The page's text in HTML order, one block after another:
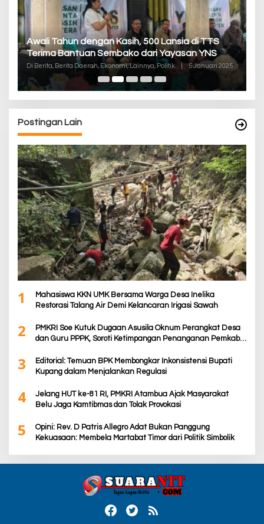
Awali Tahun dengan Kasih, 500 Lansia di TTS
Terima Bantuan Sembako dari Yayasan YNS
Di Berita, Berita Daerah, Ekonomi, Lainnya, Politik 5 Januari 2025
Postingan Lain
1
Mahasiswa KKN UMK Bersama Warga Desa Inelika
Restorasi Talang Air Demi Kelancaran Irigasi Sawah
2
PMKRI Soe Kutuk Dugaan Asusila Oknum Perangkat Desa
dan Guru PPPK, Soroti Ketimpangan Penanganan Pemkab
3
Editorial: Temuan BPK Membongkar Inkonsistensi Bupati
Kupang dalam Menjalankan Regulasi
4
Jelang HUT ke-81 RI, PMKRI Atambua Ajak Masyarakat
Belu Jaga Kamtibmas dan Tolak Provokasi
5
Opini: Rev. D Patris Allegro Adat Bukan Panggung
Kekuasaan: Membela Martabat Timor dari Politik Simbolik